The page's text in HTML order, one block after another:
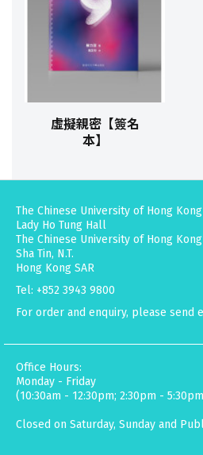
虛擬親密【簽名
本】
The Chinese University of Hong
Lady Ho Tung Hall
The Chinese University of Hong Kong
Sha Tin, N.T.
Hong Kong SAR
Tel: +852 3943 9800
For order and enquiry, please send
Office Hours:
Monday - Friday
(10:30am - 12:30pm; 2:30pm -
Closed on Saturday, Sunday and